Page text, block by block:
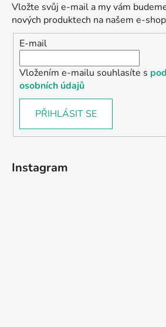
Vložte svůj e-mail a my vám
nových produktech na našem e-
E-mail
Vložením e-mailu souhlasíte s
osobních údajů
PŘIHLÁSIT SE
Instagram